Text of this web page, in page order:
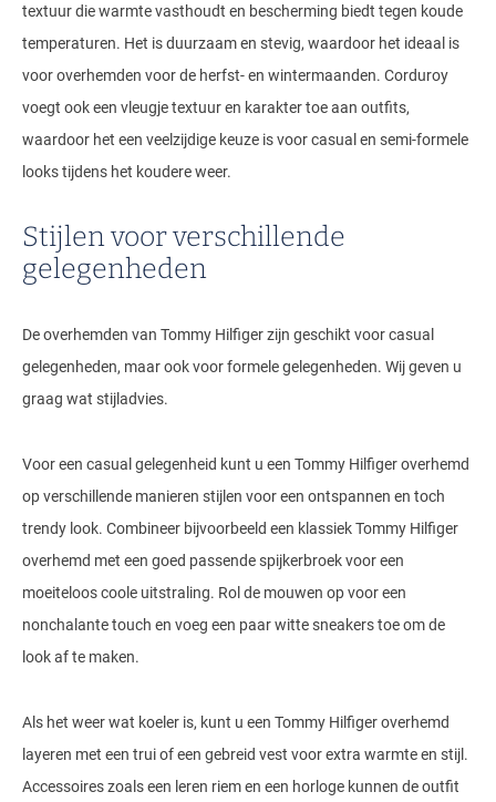
textuur die warmte vasthoudt en bescherming biedt tegen koude
temperaturen. Het is duurzaam en stevig, waardoor het ideaal is
voor overhemden voor de herfst- en wintermaanden. Corduroy
voegt ook een vleugje textuur en karakter toe aan outfits,
waardoor het een veelzijdige keuze is voor casual en semi-formele
looks tijdens het koudere weer.
Stijlen voor verschillende
gelegenheden
De overhemden van Tommy Hilfiger zijn geschikt voor casual
gelegenheden, maar ook voor formele gelegenheden. Wij geven u
graag wat stijladvies.
Voor een casual gelegenheid kunt u een Tommy Hilfiger overhemd
op verschillende manieren stijlen voor een ontspannen en toch
trendy look. Combineer bijvoorbeeld een klassiek Tommy Hilfiger
overhemd met een goed passende spijkerbroek voor een
moeiteloos coole uitstraling. Rol de mouwen op voor een
nonchalante touch en voeg een paar witte sneakers toe om de
look af te maken.
Als het weer wat koeler is, kunt u een Tommy Hilfiger overhemd
layeren met een trui of een gebreid vest voor extra warmte en stijl.
Accessoires zoals een leren riem en een horloge kunnen de outfit